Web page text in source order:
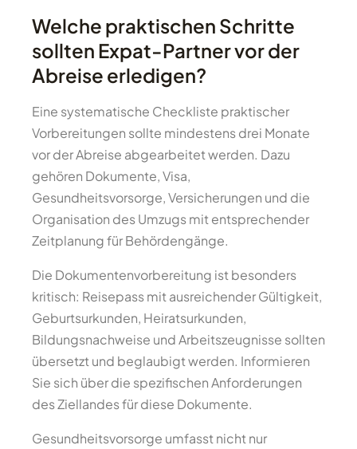
Welche praktischen Schritte
sollten Expat-Partner vor der
Abreise erledigen?
Eine systematische Checkliste praktischer
Vorbereitungen sollte mindestens drei Monate
vor der Abreise abgearbeitet werden. Dazu
gehören Dokumente, Visa,
Gesundheitsvorsorge, Versicherungen und die
Organisation des Umzugs mit entsprechender
Zeitplanung für Behördengänge.
Die Dokumentenvorbereitung ist besonders
kritisch: Reisepass mit ausreichender Gültigkeit,
Geburtsurkunden, Heiratsurkunden,
Bildungsnachweise und Arbeitszeugnisse sollten
übersetzt und beglaubigt werden. Informieren
Sie sich über die spezifischen Anforderungen
des Ziellandes für diese Dokumente.
Gesundheitsvorsorge umfasst nicht nur